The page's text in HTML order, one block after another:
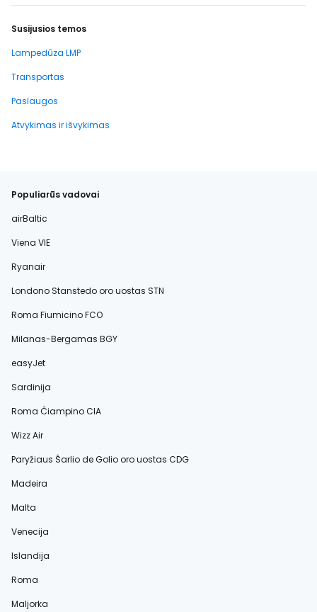
Susijusios temos
Lampedūza LMP
Transportas
Paslaugos
Atvykimas ir išvykimas
Populiarūs vadovai
airBaltic
Viena VIE
Ryanair
Londono Stanstedo oro uostas STN
Roma Fiumicino FCO
Milanas-Bergamas BGY
easyJet
Sardinija
Roma Čiampino CIA
Wizz Air
Paryžiaus Šarlio de Golio oro uostas CDG
Madeira
Malta
Venecija
Islandija
Roma
Maljorka